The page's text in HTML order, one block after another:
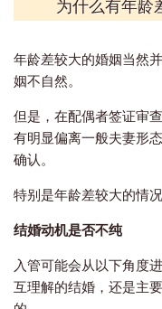
为什么有年龄
年龄差较大的婚姻当然
姻不自然。
但是，在配偶者签证审
有明显偏离一般夫妻形
确认。
特别是年龄差较大的情
结婚动机是否不纯
入管可能会从以下角度
互理解的结婚，还是主